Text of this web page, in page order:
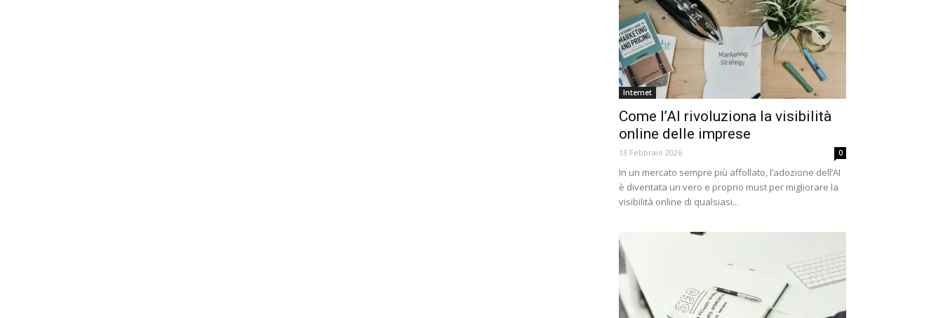
Internet
Come l’AI rivoluziona la visibilità
online delle imprese
13 Febbraio 2026 0
In un mercato sempre più affollato, l’adozione dell’AI
è diventata un vero e proprio must per migliorare la
visibilità online di qualsiasi...